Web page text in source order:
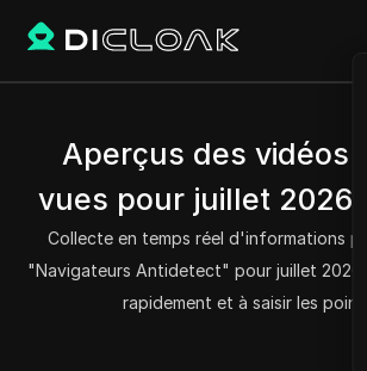
Aperçus des vidéos
vues pour juillet 2026 -
Collecte en temps réel d'informations
"Navigateurs Antidetect" pour juillet
rapidement et à saisir les